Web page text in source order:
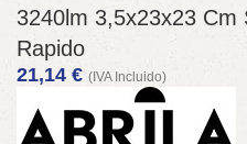
3240lm 3,5x23x23 Cm
Rapido
21,14 € (IVA Incluido)